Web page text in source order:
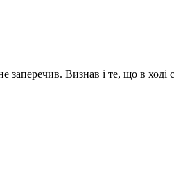
Визнав і те, що в